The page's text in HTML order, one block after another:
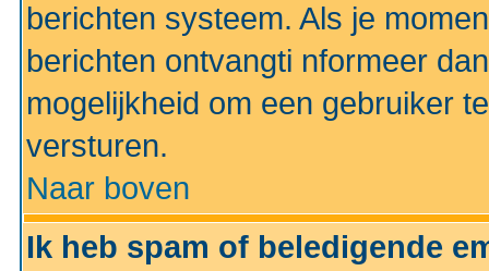
berichten systeem. Als je
berichten ontvangti nformeer
mogelijkheid om een gebruiker
versturen.
Naar boven
Ik heb spam of beledigende